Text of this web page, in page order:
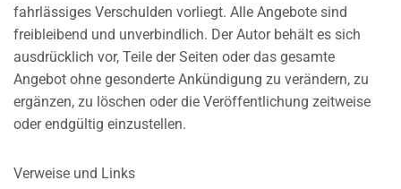
fahrlässiges Verschulden vorliegt. Alle Angebote sind
freibleibend und unverbindlich. Der Autor behält es sich
ausdrücklich vor, Teile der Seiten oder das gesamte
Angebot ohne gesonderte Ankündigung zu verändern, zu
ergänzen, zu löschen oder die Veröffentlichung zeitweise
oder endgültig einzustellen.
Verweise und Links